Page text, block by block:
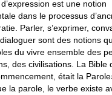
est une notion
dans le processus
Parler, s’exprimer,
sont des notions
du vivre ensemble des
des civilisations. La Bible
était la
la parole, le verbe existe